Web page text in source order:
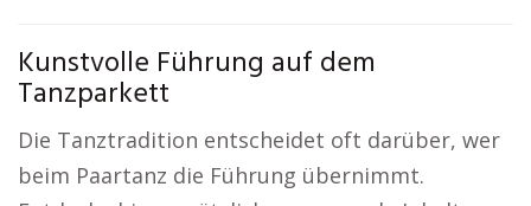
Kunstvolle Führung auf dem
Tanzparkett
Die Tanztradition entscheidet oft darüber, wer
beim Paartanz die Führung übernimmt.